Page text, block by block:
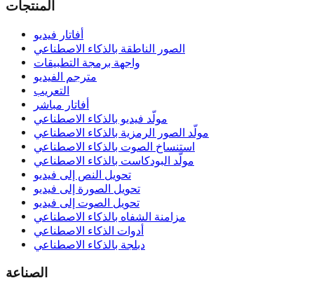
المنتجات
أفاتار فيديو
الصور الناطقة بالذكاء الاصطناعي
واجهة برمجة التطبيقات
مترجم الفيديو
التعريب
أفاتار مباشر
مولّد فيديو بالذكاء الاصطناعي
مولّد الصور الرمزية بالذكاء الاصطناعي
استنساخ الصوت بالذكاء الاصطناعي
مولّد البودكاست بالذكاء الاصطناعي
تحويل النص إلى فيديو
تحويل الصورة إلى فيديو
تحويل الصوت إلى فيديو
مزامنة الشفاه بالذكاء الاصطناعي
أدوات الذكاء الاصطناعي
دبلجة بالذكاء الاصطناعي
الصناعة